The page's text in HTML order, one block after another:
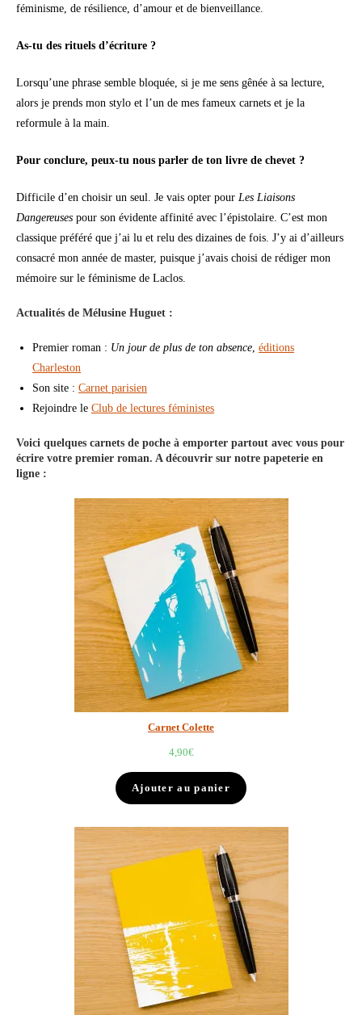
féminisme, de résilience, d’amour et de bienveillance.
As-tu des rituels d’écriture ?
Lorsqu’une phrase semble bloquée, si je me sens gênée à sa lecture,
alors je prends mon stylo et l’un de mes fameux carnets et je la
reformule à la main.
Pour conclure, peux-tu nous parler de ton livre de chevet ?
Difficile d’en choisir un seul. Je vais opter pour Les Liaisons
Dangereuses pour son évidente affinité avec l’épistolaire. C’est mon
classique préféré que j’ai lu et relu des dizaines de fois. J’y ai d’ailleurs
consacré mon année de master, puisque j’avais choisi de rédiger mon
mémoire sur le féminisme de Laclos.
Actualités de Mélusine Huguet :
Premier roman : Un jour de plus de ton absence, éditions
Charleston
Son site : Carnet parisien
Rejoindre le Club de lectures féministes
Voici quelques carnets de poche à emporter partout avec vous pour
écrire votre premier roman. A découvrir sur notre papeterie en
ligne :
Carnet Colette
4,90€
Ajouter au panier